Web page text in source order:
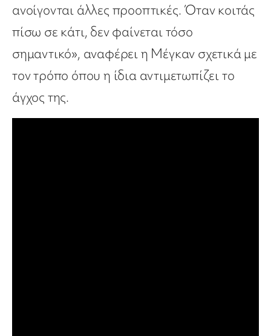
ανοίγονται άλλες προοπτικές. Όταν κοιτάς
πίσω σε κάτι, δεν φαίνεται τόσο
σημαντικό», αναφέρει η Μέγκαν σχετικά με
τον τρόπο όπου η ίδια αντιμετωπίζει το
άγχος της.